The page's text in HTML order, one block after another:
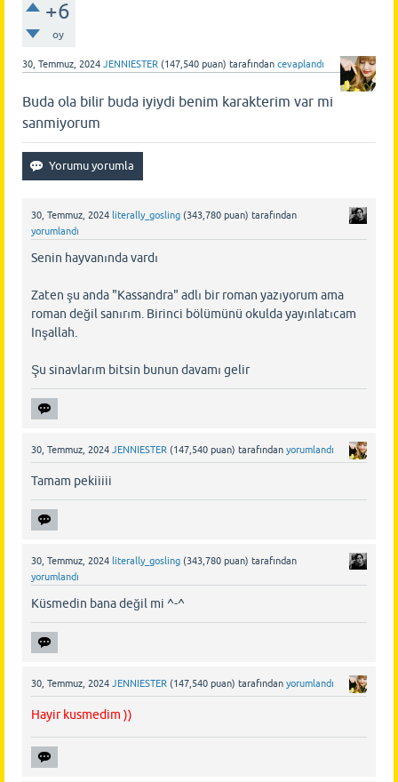
+6
oy
30, Temmuz, 2024 JENNIESTER (147,540 puan) tarafından cevaplandı
Buda ola bilir buda iyiydi benim karakterim var mi
sanmiyorum
30, Temmuz, 2024 literally_gosling (343,780 puan) tarafından
yorumlandı
Senin hayvanında vardı
Zaten şu anda "Kassandra" adlı bir roman yazıyorum ama
roman değil sanırım. Birinci bölümünü okulda yayınlatıcam
Inşallah.
Şu sinavlarım bitsin bunun davamı gelir
30, Temmuz, 2024 JENNIESTER (147,540 puan) tarafından yorumlandı
Tamam pekiiiii
30, Temmuz, 2024 literally_gosling (343,780 puan) tarafından
yorumlandı
Küsmedin bana değil mi ^-^
30, Temmuz, 2024 JENNIESTER (147,540 puan) tarafından yorumlandı
Hayir kusmedim ))